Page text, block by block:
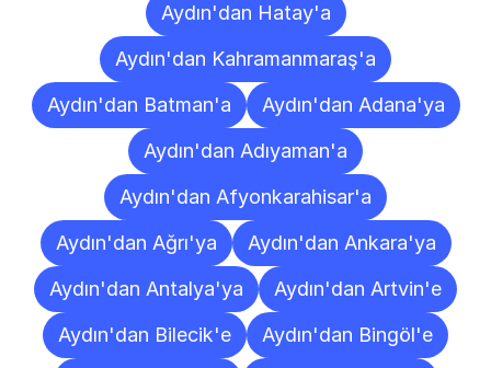
Aydın'dan Hatay'a
Aydın'dan Kahramanmaraş'a
Aydın'dan Batman'a
Aydın'dan Adana'ya
Aydın'dan Adıyaman'a
Aydın'dan Afyonkarahisar'a
Aydın'dan Ağrı'ya
Aydın'dan Ankara'ya
Aydın'dan Antalya'ya
Aydın'dan Artvin'e
Aydın'dan Bilecik'e
Aydın'dan Bingöl'e